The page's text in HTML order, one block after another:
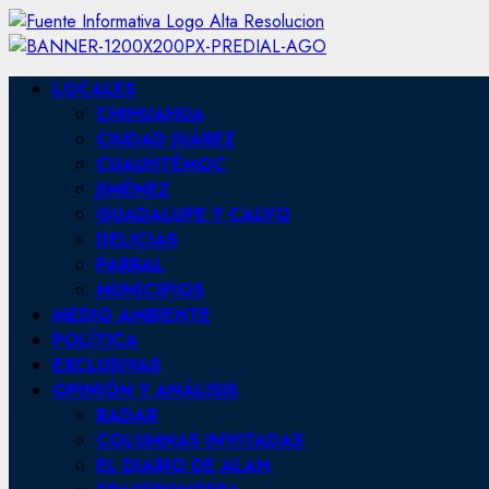
Skip
to
content
PrimaryLOCALES
CHIHUAHUA
CIUDAD JUÁREZ
CUAUHTÉMOC
JIMÉNEZ
GUADALUPE Y CALVO
DELICIAS
PARRAL
MUNICIPIOS
MEDIO AMBIENTE
POLÍTICA
EXCLUSIVAS
OPINIÓN Y ANÁLISIS
RADAR
COLUMNAS INVITADAS
EL DIARIO DE ALAN